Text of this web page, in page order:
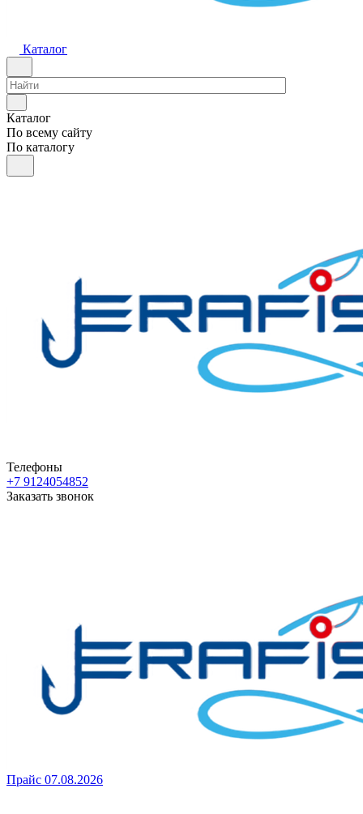
Каталог
Каталог
По всему сайту
По каталогу
Телефоны
+7 9124054852
Заказать звонок
Прайс 07.08.2026